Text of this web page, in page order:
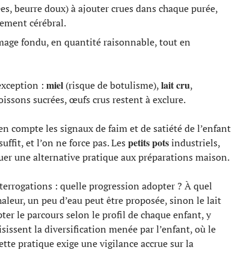
beurre doux) à ajouter crues dans chaque purée,
cérébral.
fondu, en quantité raisonnable, tout en
: miel (risque de botulisme),lait cru,
sucrées, œufs crus restent à exclure.
compte les signaux de faim et de satiété de l’enfant
et l’on ne force pas. Les petits potsindustriels,
une alternative pratique aux préparations maison.
: quelle progression adopter ? À quel
un peu d’eau peut être proposée, sinon le lait
le parcours selon le profil de chaque enfant, y
la diversification menée par l’enfant, où le
pratique exige une vigilance accrue sur la